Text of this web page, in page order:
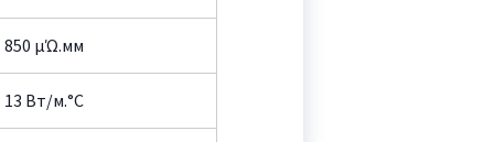
850 µΏ.мм
13 Вт/м.°C